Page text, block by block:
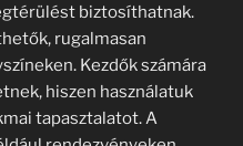
biztosíthatnak.
rugalmasan
Kezdők számára
hiszen használatuk
tapasztalatot. A